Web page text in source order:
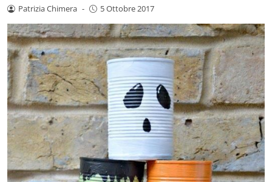
Patrizia Chimera - 5 Ottobre 2017